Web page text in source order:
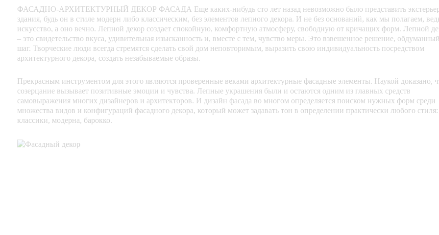
ФАСАДНО-АРХИТЕКТУРНЫЙ ДЕКОР ФАСАДА Еще каких-нибудь сто лет назад невозможно было представить
здания, будь он в стиле модерн либо классическим, без элементов лепного декора. И не без оснований, как мы полагаем,
искусство, а оно вечно. Лепной декор создает спокойную, комфортную атмосферу, свободную от кричащих форм. Лепной
– это свидетельство вкуса, удивительная изысканность и, вместе с тем, чувство меры. Это взвешенное решение,
шаг. Творческие люди всегда стремятся сделать свой дом неповторимым, выразить свою индивидуальность посредством
архитектурного декора, создать незабываемые образы.
Прекрасным инструментом для этого являются проверенные веками архитектурные фасадные элементы. Наукой доказано,
созерцание вызывает позитивные эмоции и чувства. Лепные украшения были и остаются одним из главных средств
самовыражения многих дизайнеров и архитекторов. И дизайн фасада во многом определяется поиском нужных форм среди
множества видов и конфигураций фасадного декора, который может задавать тон в определении практически любого стиля:
классики, модерна, барокко.